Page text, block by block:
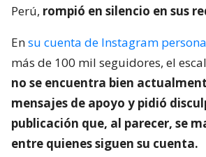
Perú, rompió en silencio en sus
Ensu cuenta de Instagram
más de 100 mil seguidores, el
no se encuentra bien
mensajes de apoyo y pidió
publicación que, al parecer, se
entre quienes siguen su cuenta.